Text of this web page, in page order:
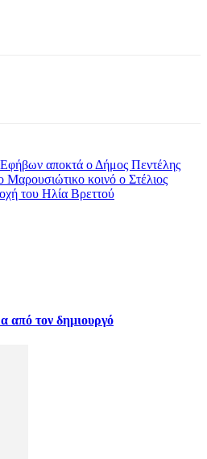
αποκτά ο Δήμος Πεντέλης
κοινό ο Στέλιος
του Ηλία Βρεττού
από τον δημιουργό